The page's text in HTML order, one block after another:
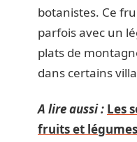
botanistes. Ce
parfois avec un
plats de
dans certains
A lire aussi : Les
fruits et